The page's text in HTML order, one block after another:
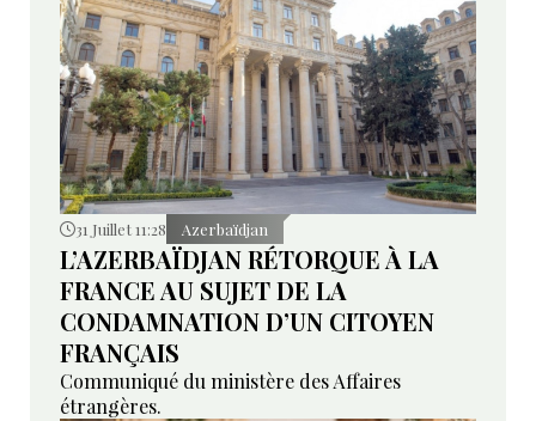
31 Juillet 11:28 Azerbaïdjan
L’AZERBAÏDJAN RÉTORQUE À LA
FRANCE AU SUJET DE LA
CONDAMNATION D’UN CITOYEN
FRANÇAIS
Communiqué du ministère des Affaires
étrangères.